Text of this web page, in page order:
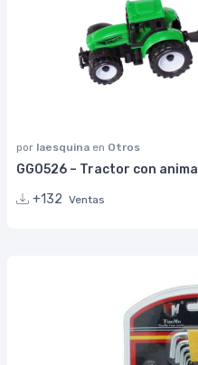
por laesquina en Otros
GG0526 – Tractor con animal
+132 Ventas